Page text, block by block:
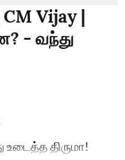
Vijay |
- வந்து
திருமா!